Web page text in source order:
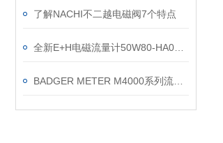
了解NACHI不二越电磁阀7个特点